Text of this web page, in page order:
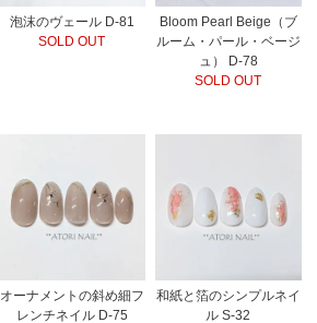
泡沫のヴェール D-81
SOLD OUT
Bloom Pearl Beige（ブ
ルーム・パール・ベージ
ュ） D-78
SOLD OUT
オーナメントの斜め細フ
レンチネイル D-75
和紙と箔のシンプルネイ
ル S-32